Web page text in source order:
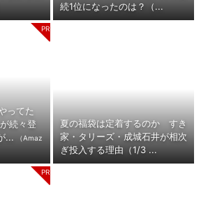
続1位になったのは？（...
ってた
続々登
...
（Amaz
夏の福袋は定着するのか すき
家・タリーズ・成城石井が相次
ぎ投入する理由（1/3 ...